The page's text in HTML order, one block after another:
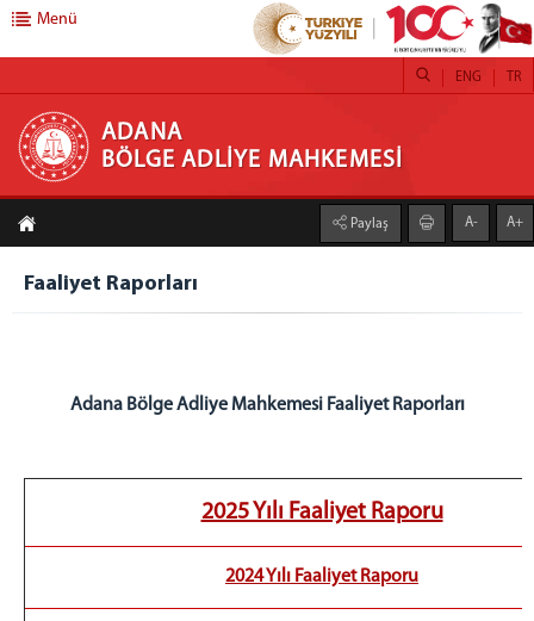
ADANA BÖLGE ADLİYE MAHKEMESİ
BAŞKANLIK
BAŞSAVCILIK
Adana Bölge Adliye Mahkemesi Cumhuriyet
ADLİYEMİZ
Adalet Komisyonu
Ceza Daireleri
İş Bölümü
Menü
ADANA
BÖLGE ADLİYE MAHKEMESİ
TR
ENG
Paylaş A- A+
Faaliyet Raporları
Adana Bölge Adliye Mahkemesi Faaliyet Raporları
2025 Yılı Faaliyet Raporu
2024 Yılı Faaliyet Raporu